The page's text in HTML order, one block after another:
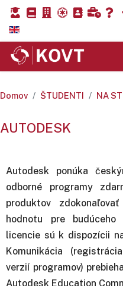
Domov ŠTUDENTI NA
AUTODESK
Autodesk ponúka
odborné programy
produktov
hodnotu pre budúceho
licencie sú k dispozícii
Komunikácia
verzií programov)
Autodesk Education